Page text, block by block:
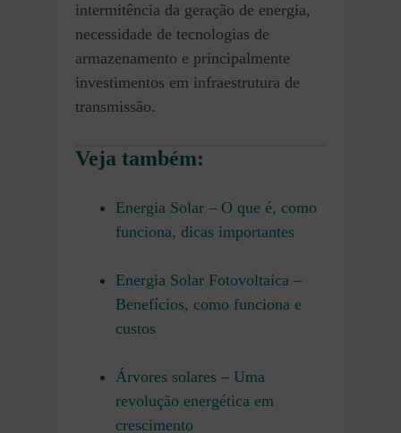
intermitência da geração de energia,
necessidade de tecnologias de
armazenamento e principalmente
investimentos em infraestrutura de
transmissão.
Veja também:
Energia Solar – O que é, como
funciona, dicas importantes
Energia Solar Fotovoltaica –
Benefícios, como funciona e
custos
Árvores solares – Uma
revolução energética em
crescimento